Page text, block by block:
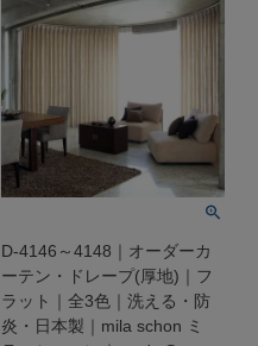
D-4146～4148｜オーダーカ
ーテン・ドレープ(厚地)｜フ
ラット｜全3色｜洗える・防
炎・日本製｜mila schon ミ